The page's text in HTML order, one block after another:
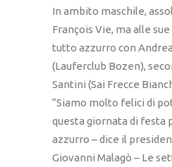
In ambito maschile,
François Vie, ma alle
tutto azzurro con
(Lauferclub Bozen),
Santini (Sai Frecce
“Siamo molto felici di
questa giornata di festa
azzurro – dice il
Giovanni Malagò – Le